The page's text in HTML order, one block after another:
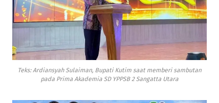
Teks: Ardiansyah Sulaiman, Bupati Kutim saat memberi sambutan
pada Prima Akademia SD YPPSB 2 Sangatta Utara